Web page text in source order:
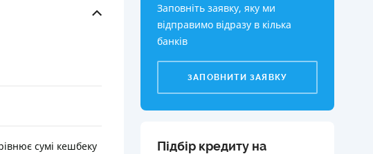
сумі кешбеку
Заповніть заявку, яку ми
відправимо відразу в кілька
банків
ЗАПОВНИТИ ЗАЯВКУ
Підбір кредиту на